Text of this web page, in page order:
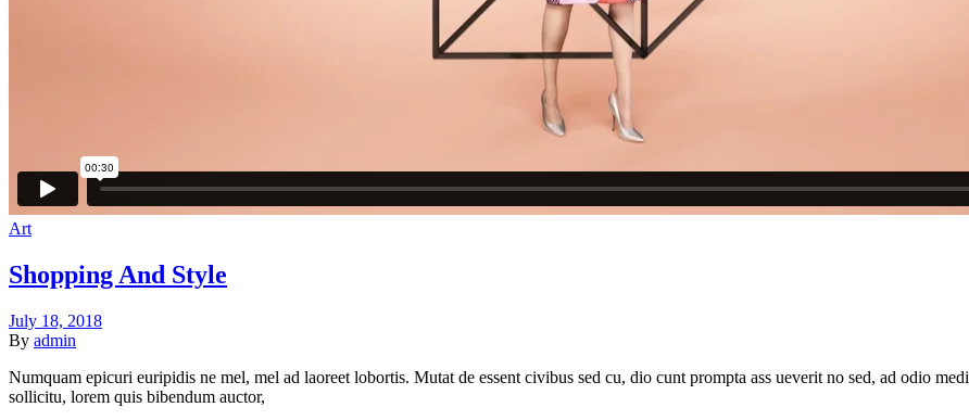
Art
Shopping And Style
July 18, 2018
By admin
Numquam epicuri euripidis ne mel, mel ad laoreet lobortis. Mutat de essent civibus sed cu, dio cunt prompta ass ueverit no sed, ad odio
sollicitu, lorem quis bibendum auctor,